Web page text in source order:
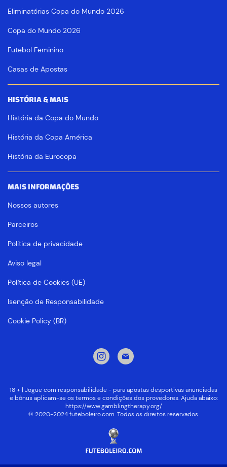
Eliminatórias Copa do Mundo 2026
Copa do Mundo 2026
Futebol Feminino
Casas de Apostas
HISTÓRIA & MAIS
História da Copa do Mundo
História da Copa América
História da Eurocopa
MAIS INFORMAÇÕES
Nossos autores
Parceiros
Política de privacidade
Aviso legal
Política de Cookies (UE)
Isenção de Responsabilidade
Cookie Policy (BR)
18 + | Jogue com responsabilidade - para apostas desportivas anunciadas
e bônus aplicam-se os termos e condições dos provedores. Ajuda abaixo:
https://www.gamblingtherapy.org/
© 2020-2024 futeboleiro.com. Todos os direitos reservados.